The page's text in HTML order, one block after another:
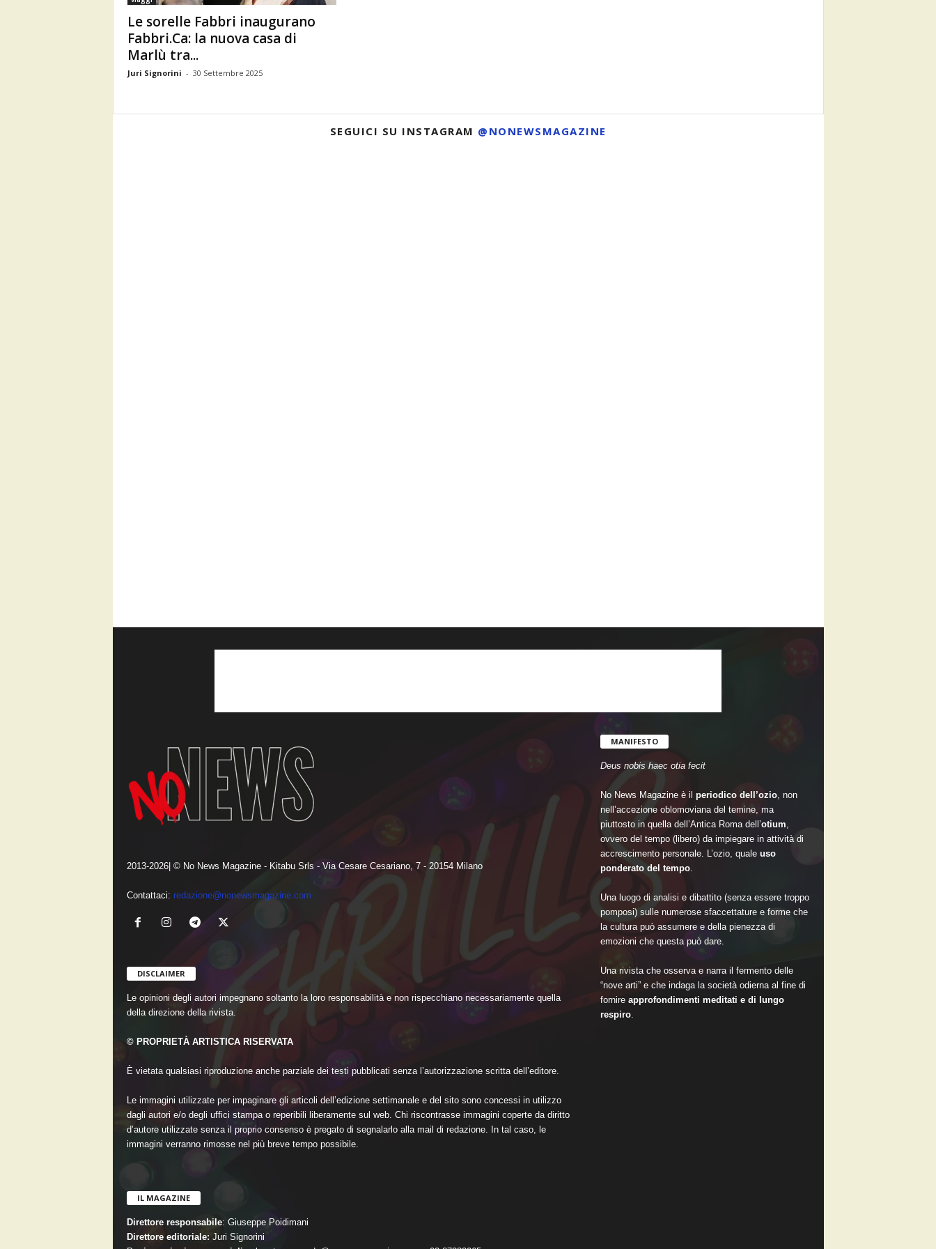
Le sorelle Fabbri inaugurano
Fabbri.Ca: la nuova casa di
Marlù tra...
Juri Signorini - 30 Settembre 2025
SEGUICI SU INSTAGRAM @NONEWSMAGAZINE
2013-2026| © No News Magazine - Kitabu Srls - Via Cesare Cesariano, 7 - 20154 Milano
Contattaci: redazione@nonewsmagazine.com
DISCLAIMER
Le opinioni degli autori impegnano soltanto la loro responsabilità e non rispecchiano necessariamente quella
della direzione della rivista.
© PROPRIETÀ ARTISTICA RISERVATA
È vietata qualsiasi riproduzione anche parziale dei testi pubblicati senza l’autorizzazione scritta dell’editore.
Le immagini utilizzate per impaginare gli articoli dell’edizione settimanale e del sito sono concessi in utilizzo
dagli autori e/o degli uffici stampa o reperibili liberamente sul web. Chi riscontrasse immagini coperte da diritto
d’autore utilizzate senza il proprio consenso è pregato di segnalarlo alla mail di redazione. In tal caso, le
immagini verranno rimosse nel più breve tempo possibile.
IL MAGAZINE
Direttore responsabile: Giuseppe Poidimani
Direttore editoriale:Juri Signorini
MANIFESTO
Deus nobis haec otia fecit
No News Magazine è il periodico dell’ozio, non
nell’accezione oblomoviana del temine, ma
piuttosto in quella dell’Antica Roma dell’otium,
ovvero del tempo (libero) da impiegare in attività di
accrescimento personale. L’ozio, quale uso
ponderato del tempo.
Una luogo di analisi e dibattito (senza essere troppo
pomposi) sulle numerose sfaccettature e forme che
la cultura può assumere e della pienezza di
emozioni che questa può dare.
Una rivista che osserva e narra il fermento delle
“nove arti” e che indaga la società odierna al fine di
fornire approfondimenti meditati e di lungo
respiro.